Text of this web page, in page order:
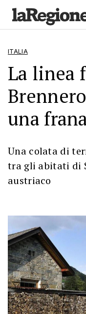
ITALIA
La linea
una
Una colata di
tra gli abitati di
austriaco